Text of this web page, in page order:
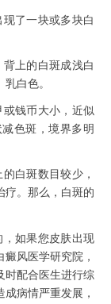
了一块或多块白
上的白斑成浅白
白色。
钱币大小，近似
色斑，境界多明
白斑数目较少，
疗。那么，白斑的
如果您皮肤出现
风医学研究院，
时配合医生进行综
病情严重发展，